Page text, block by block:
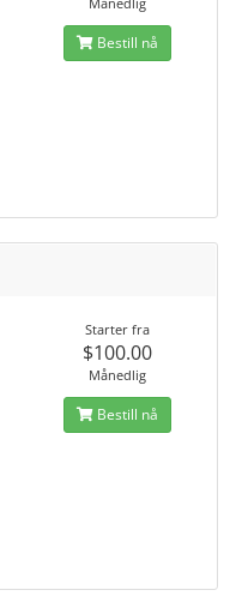
Bestill nå
Starter fra
$100.00
Månedlig
Bestill nå